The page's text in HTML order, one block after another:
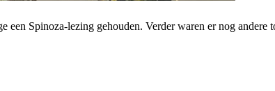
Spinoza-lezing gehouden. Verder waren er nog andere